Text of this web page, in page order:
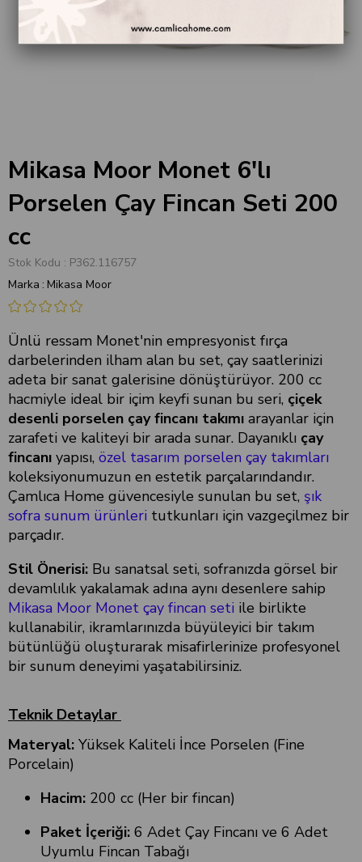
Mikasa Moor Monet 6'lı
Porselen Çay Fincan Seti 200
cc
Stok Kodu
P362.116757
Marka : Mikasa Moor
Ünlü ressam Monet'nin empresyonist fırça
darbelerinden ilham alan bu set, çay saatlerinizi
adeta bir sanat galerisine dönüştürüyor. 200 cc
hacmiyle ideal bir içim keyfi sunan bu seri, çiçek
desenli porselen çay fincanı takımı arayanlar için
zarafeti ve kaliteyi bir arada sunar. Dayanıklı çay
fincanı yapısı, özel tasarım porselen çay takımları
koleksiyonumuzun en estetik parçalarındandır.
Çamlıca Home güvencesiyle sunulan bu set, şık
sofra sunum ürünleri tutkunları için vazgeçilmez bir
parçadır.
Stil Önerisi: Bu sanatsal seti, sofranızda görsel bir
devamlılık yakalamak adına aynı desenlere sahip
Mikasa Moor Monet çay fincan seti ile birlikte
kullanabilir, ikramlarınızda büyüleyici bir takım
bütünlüğü oluşturarak misafirlerinize profesyonel
bir sunum deneyimi yaşatabilirsiniz.
Teknik Detaylar
Materyal: Yüksek Kaliteli İnce Porselen (Fine
Porcelain)
Hacim: 200 cc (Her bir fincan)
Paket İçeriği: 6 Adet Çay Fincanı ve 6 Adet
Uyumlu Fincan Tabağı